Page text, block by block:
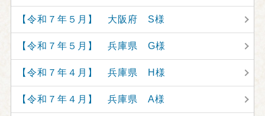
【令和７年５月】 大阪府 S様
【令和７年５月】 兵庫県 G様
【令和７年４月】 兵庫県 H様
【令和７年４月】 兵庫県 A様